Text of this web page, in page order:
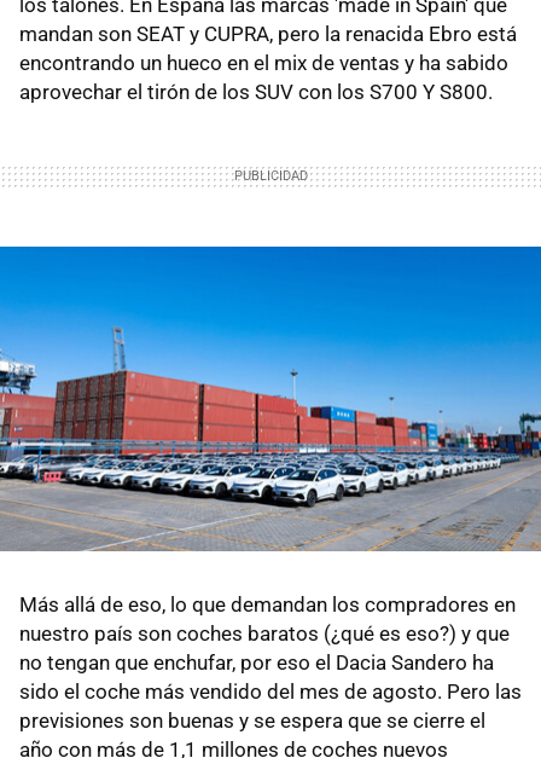
los talones. En España las marcas 'made in Spain' que
mandan son SEAT y CUPRA, pero la renacida Ebro está
encontrando un hueco en el mix de ventas y ha sabido
aprovechar el tirón de los SUV con los S700 Y S800.
Más allá de eso, lo que demandan los compradores en
nuestro país son coches baratos (¿qué es eso?) y que
no tengan que enchufar, por eso el Dacia Sandero ha
sido el coche más vendido del mes de agosto. Pero las
previsiones son buenas y se espera que se cierre el
año con más de 1,1 millones de coches nuevos